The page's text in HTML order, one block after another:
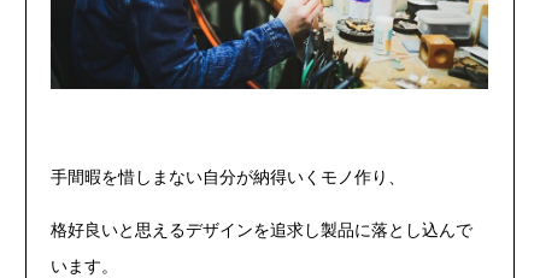
手間暇を惜しまない自分が納得いくモノ作り、
格好良いと思えるデザインを追求し製品に落とし込んで
います。